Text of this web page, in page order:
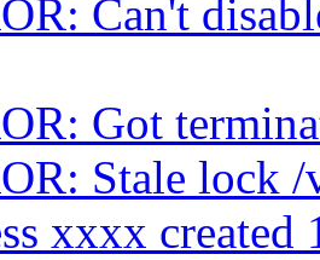
Can't
Got
Stale lock
xxxx